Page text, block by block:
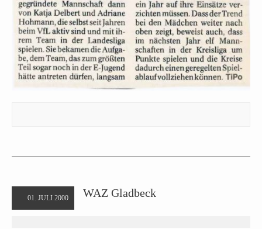
01. JULI 2000 WAZ Gladbeck